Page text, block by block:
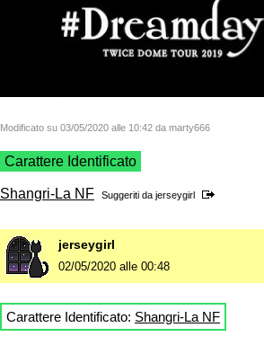
Modificato su 03/05/2020 alle 10:42 da marty666
Carattere Identificato
Shangri-La NF Suggeriti da jerseygirl
jerseygirl
02/05/2020 alle 00:48
Carattere Identificato: Shangri-La NF